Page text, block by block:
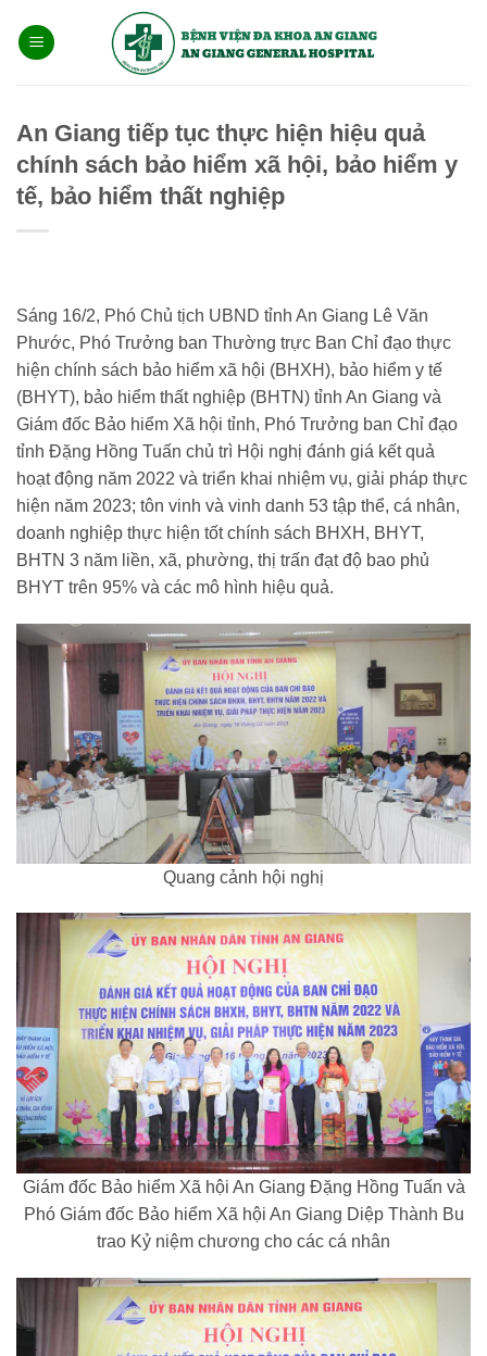
qua
An Giang tiếp tục thực hiện hiệu quả
chính sách bảo hiểm xã hội, bảo hiểm y
tế, bảo hiểm thất nghiệp
Sáng 16/2, Phó Chủ tịch UBND tỉnh An Giang Lê Văn
Phước, Phó Trưởng ban Thường trực Ban Chỉ đạo thực
hiện chính sách bảo hiểm xã hội (BHXH), bảo hiểm y tế
(BHYT), bảo hiểm thất nghiệp (BHTN) tỉnh An Giang và
Giám đốc Bảo hiểm Xã hội tỉnh, Phó Trưởng ban Chỉ đạo
tỉnh Đặng Hồng Tuấn chủ trì Hội nghị đánh giá kết quả
hoạt động năm 2022 và triển khai nhiệm vụ, giải pháp thực
hiện năm 2023; tôn vinh và vinh danh 53 tập thể, cá nhân,
doanh nghiệp thực hiện tốt chính sách BHXH, BHYT,
BHTN 3 năm liền, xã, phường, thị trấn đạt độ bao phủ
BHYT trên 95% và các mô hình hiệu quả.
Quang cảnh hội nghị
Giám đốc Bảo hiểm Xã hội An Giang Đặng Hồng Tuấn và
Phó Giám đốc Bảo hiểm Xã hội An Giang Diệp Thành Bu
trao Kỷ niệm chương cho các cá nhân